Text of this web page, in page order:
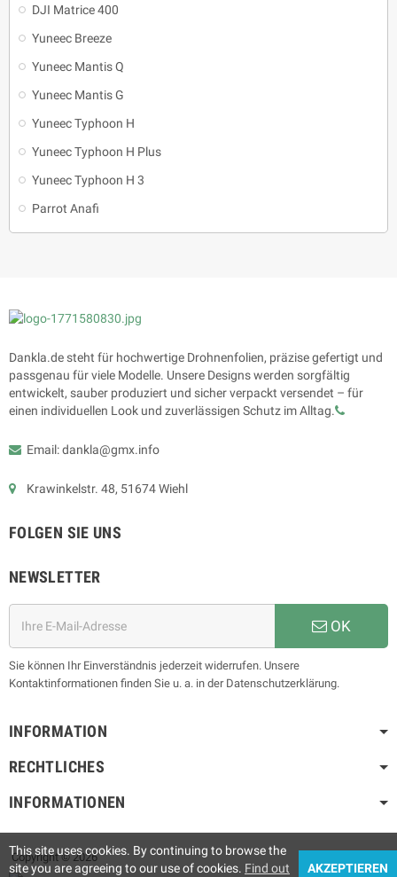
DJI Matrice 400
Yuneec Breeze
Yuneec Mantis Q
Yuneec Mantis G
Yuneec Typhoon H
Yuneec Typhoon H Plus
Yuneec Typhoon H 3
Parrot Anafi
Dankla.de steht für hochwertige Drohnenfolien, präzise gefertigt und
passgenau für viele Modelle. Unsere Designs werden sorgfältig
entwickelt, sauber produziert und sicher verpackt versendet – für
einen individuellen Look und zuverlässigen Schutz im Alltag.
Email: dankla@gmx.info
Krawinkelstr. 48, 51674 Wiehl
FOLGEN SIE UNS
NEWSLETTER
OK
Sie können Ihr Einverständnis jederzeit widerrufen. Unsere
Kontaktinformationen finden Sie u. a. in der Datenschutzerklärung.
INFORMATION
RECHTLICHES
INFORMATIONEN
Copyright © 2026
This site uses cookies. By continuing to browse the
site you are agreeing to our use of cookies. Find out AKZEPTIEREN